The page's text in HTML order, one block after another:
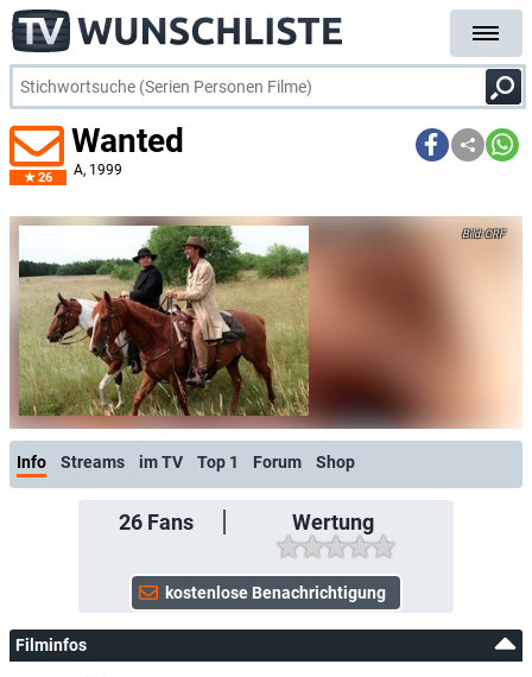
26
Wanted
A, 1999
ORF
Info Streams im TV Top 1 Forum Shop
26Fans Wertung
Filminfos